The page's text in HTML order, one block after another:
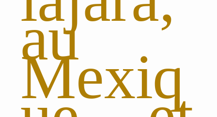
au
Mexiq